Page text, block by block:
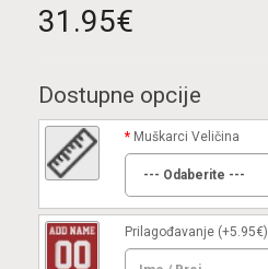
31.95€
Dostupne opcije
Muškarci Veličina
Prilagođavanje (+5.95€)